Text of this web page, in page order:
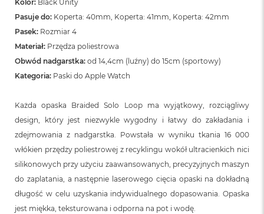
Kolor: Black Unity
Pasuje do: Koperta: 40mm, Koperta: 41mm, Koperta: 42mm
Pasek: Rozmiar 4
Materiał: Przędza poliestrowa
Obwód nadgarstka: od 14,4cm (luźny) do 15cm (sportowy)
Kategoria: Paski do Apple Watch
Każda opaska Braided Solo Loop ma wyjątkowy, rozciągliwy
design, który jest niezwykle wygodny i łatwy do zakładania i
zdejmowania z nadgarstka. Powstała w wyniku tkania 16 000
włókien przędzy poliestrowej z recyklingu wokół ultracienkich nici
silikonowych przy użyciu zaawansowanych, precyzyjnych maszyn
do zaplatania, a następnie laserowego cięcia opaski na dokładną
długość w celu uzyskania indywidualnego dopasowania. Opaska
jest miękka, teksturowana i odporna na pot i wodę.